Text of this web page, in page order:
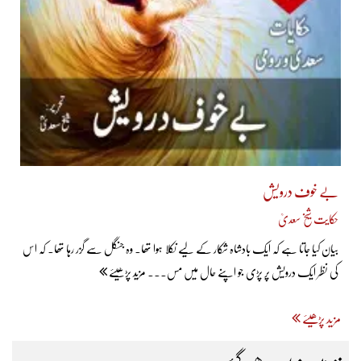
بے خوف درویش
حکایت شیخ سعدیؒ
بیان کیا جاتا ہے کہ ایک بادشاہ شکار کے لیے نکلا ہوا تھا۔ وہ جنگل سے گزر رہا تھا۔ کہ اس
کی نظر ایک درویش پر پڑی جو اپنے حال میں مس... مزید پڑھیئے
مزید پڑھیئے